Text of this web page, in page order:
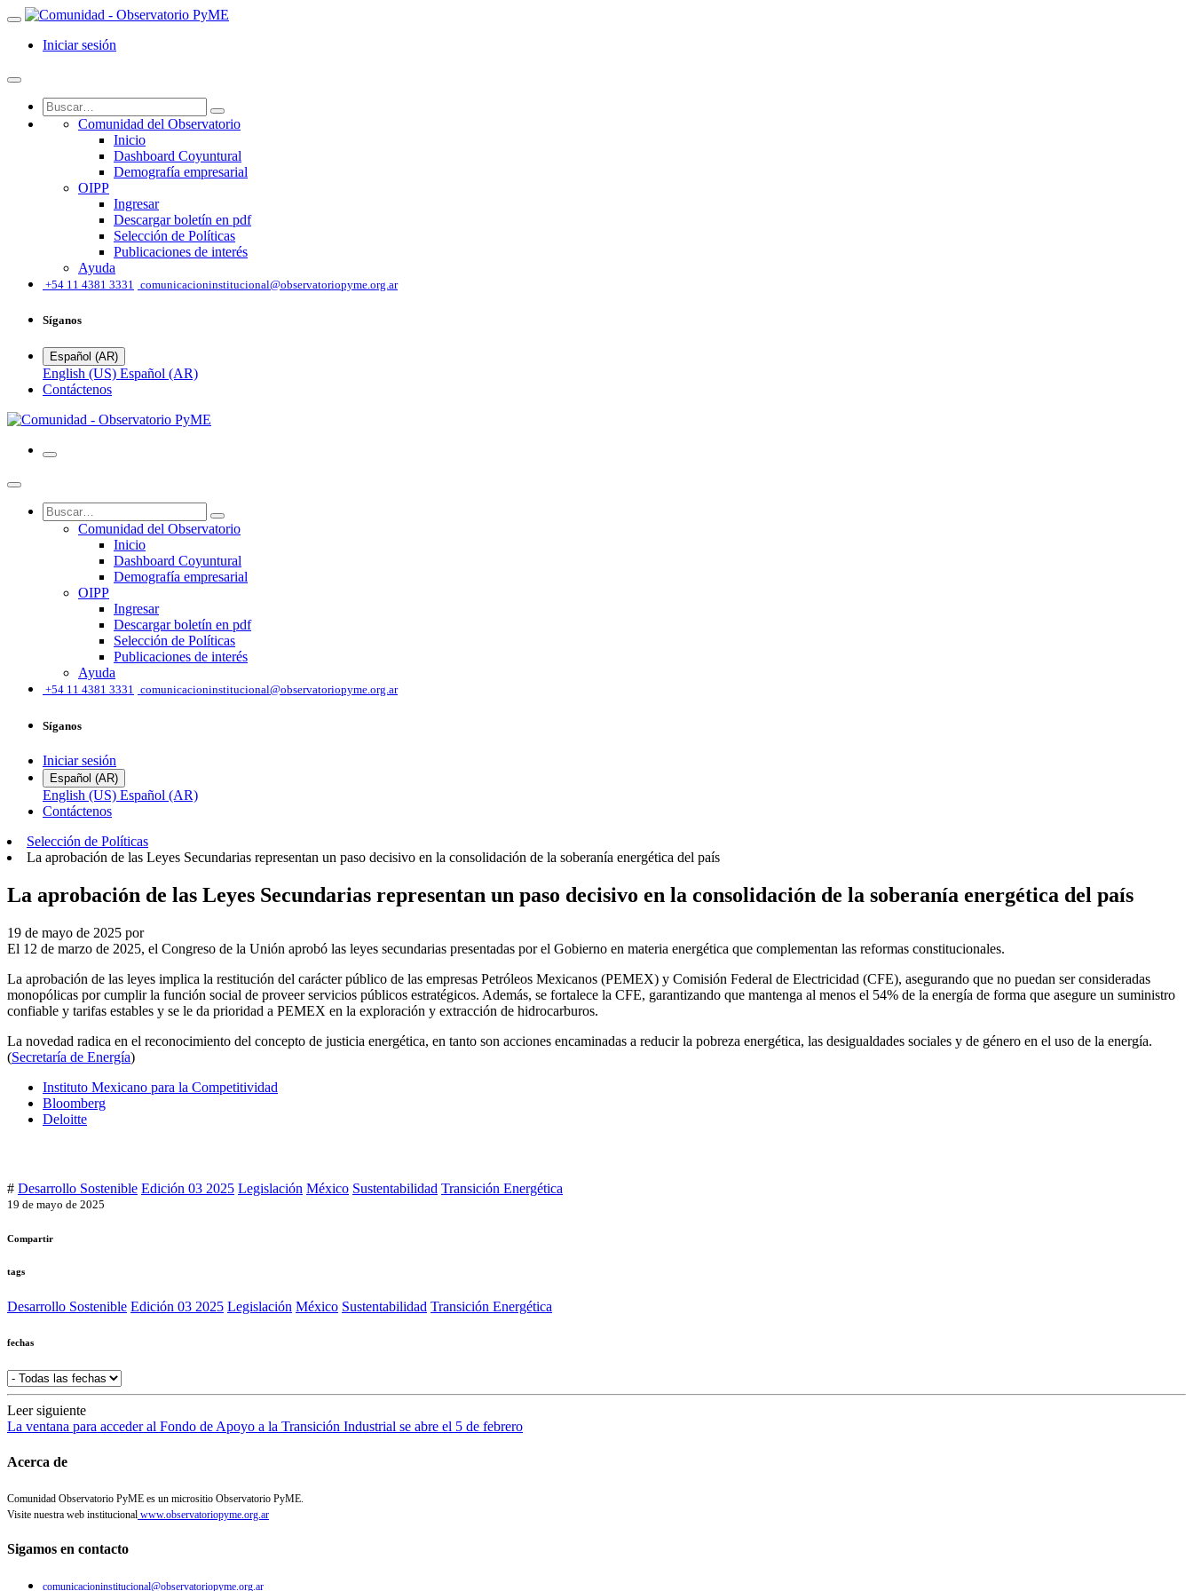
Iniciar sesión
Comunidad del Observatorio
Inicio
Dashboard Coyuntural
Demografía empresarial
OIPP
Ingresar
Descargar boletín en pdf
Selección de Políticas
Publicaciones de interés
Ayuda
+54 11 4381 3331 comunicacioninstitucional@observatoriopyme.org.ar
Síganos
Español (AR)
English (US) Español (AR)
Contáctenos
Comunidad del Observatorio
Inicio
Dashboard Coyuntural
Demografía empresarial
OIPP
Ingresar
Descargar boletín en pdf
Selección de Políticas
Publicaciones de interés
Ayuda
+54 11 4381 3331 comunicacioninstitucional@observatoriopyme.org.ar
Síganos
Iniciar sesión
Español (AR)
English (US) Español (AR)
Contáctenos
Selección de Políticas
La aprobación de las Leyes Secundarias representan un paso decisivo en la consolidación de la soberanía energética del país
La aprobación de las Leyes Secundarias representan un paso decisivo en la consolidación de la soberanía energética del país
19 de mayo de 2025 por
El 12 de marzo de 2025, el Congreso de la Unión aprobó las leyes secundarias presentadas por el Gobierno en materia energética que complementan las reformas constitucionales.
La aprobación de las leyes implica la restitución del carácter público de las empresas Petróleos Mexicanos (PEMEX) y Comisión Federal de Electricidad (CFE), asegurando que no puedan ser consideradas
monopólicas por cumplir la función social de proveer servicios públicos estratégicos. Además, se fortalece la CFE, garantizando que mantenga al menos el 54% de la energía de forma que asegure un suministro
confiable y tarifas estables y se le da prioridad a PEMEX en la exploración y extracción de hidrocarburos.
La novedad radica en el reconocimiento del concepto de justicia energética, en tanto son acciones encaminadas a reducir la pobreza energética, las desigualdades sociales y de género en el uso de la energía.
(Secretaría de Energía)
Instituto Mexicano para la Competitividad
Bloomberg
Deloitte
# Desarrollo Sostenible Edición 03 2025 Legislación México Sustentabilidad Transición Energética
19 de mayo de 2025
Compartir
tags
Desarrollo Sostenible Edición 03 2025 Legislación México Sustentabilidad Transición Energética
fechas
Leer siguiente
La ventana para acceder al Fondo de Apoyo a la Transición Industrial se abre el 5 de febrero
Acerca de
Comunidad Observatorio PyME es un micrositio Observatorio PyME.
Visite nuestra web institucional www.observatoriopyme.org.ar
Sigamos en contacto
comunicacioninstitucional@observatoriopyme.org.ar